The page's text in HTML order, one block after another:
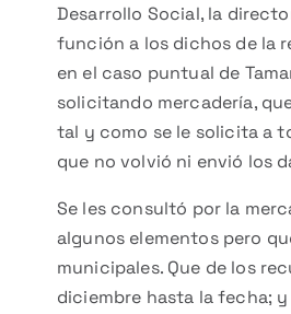
Desarrollo Social, la
función a los dichos de la
en el caso puntual de
solicitando mercadería,
tal y como se le solicita a
que no volvió ni envió los
Se les consultó por la
algunos elementos pero
municipales. Que de los
diciembre hasta la fecha;